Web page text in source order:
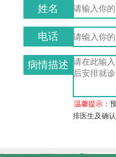
姓名
电话
病情描述
温馨提示：
排医生及确